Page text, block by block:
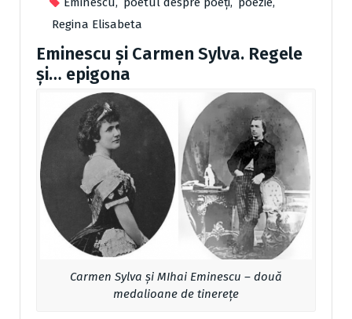
Regina Elisabeta
Eminescu și Carmen Sylva. Regele
și… epigona
Carmen Sylva și MIhai Eminescu – două
medalioane de tinerețe